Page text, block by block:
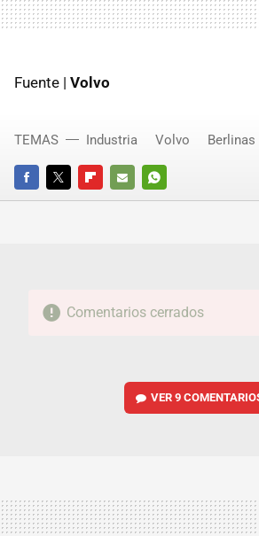
Fuente | Volvo
FACEBOOKTWITTERFLIPBOARD
E-
WHATSAPP
TEMAS Industria Volvo Berlinas
Comentarios cerrados
VER9